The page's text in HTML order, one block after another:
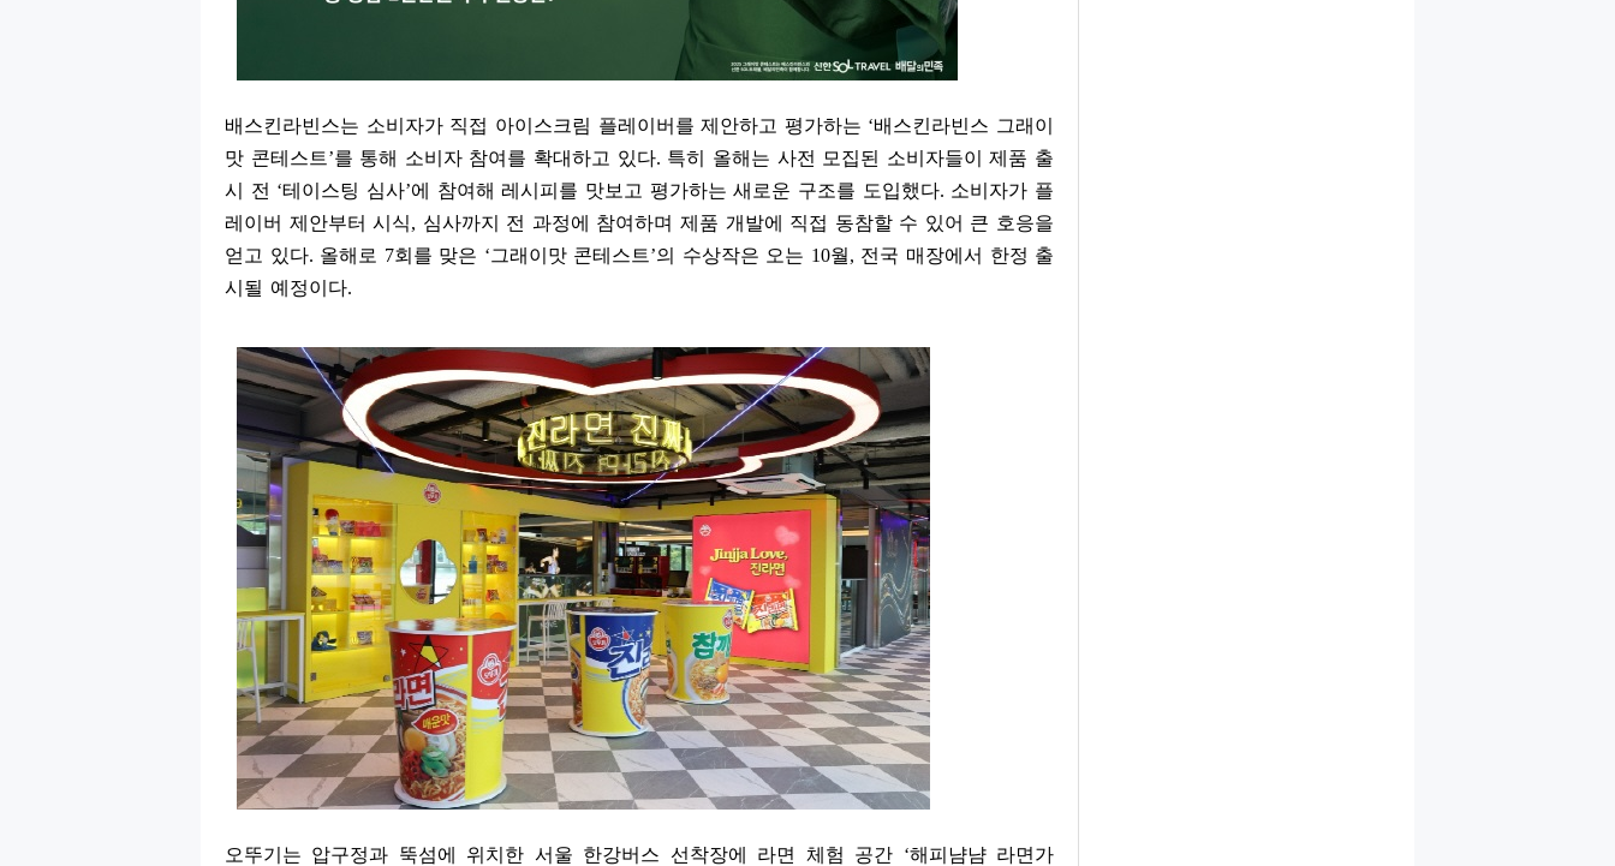
배스킨라빈스는 소비자가 직접 아이스크림 플레이버를 제안하고 평가하는 ‘배스킨라빈스 그래이
맛 콘테스트’를 통해 소비자 참여를 확대하고 있다. 특히 올해는 사전 모집된 소비자들이 제품 출
시 전 ‘테이스팅 심사’에 참여해 레시피를 맛보고 평가하는 새로운 구조를 도입했다. 소비자가 플
레이버 제안부터 시식, 심사까지 전 과정에 참여하며 제품 개발에 직접 동참할 수 있어 큰 호응을
얻고 있다. 올해로 7회를 맞은 ‘그래이맛 콘테스트’의 수상작은 오는 10월, 전국 매장에서 한정 출
시될 예정이다.
오뚜기는 압구정과 뚝섬에 위치한 서울 한강버스 선착장에 라면 체험 공간 ‘해피냠냠 라면가